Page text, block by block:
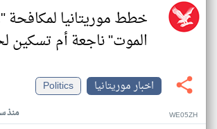
خطط موريتانيا لمكافحة
الموت" ناجعة أم تسكين
اخبار موريتانيا
Politics
منذ WE05ZH